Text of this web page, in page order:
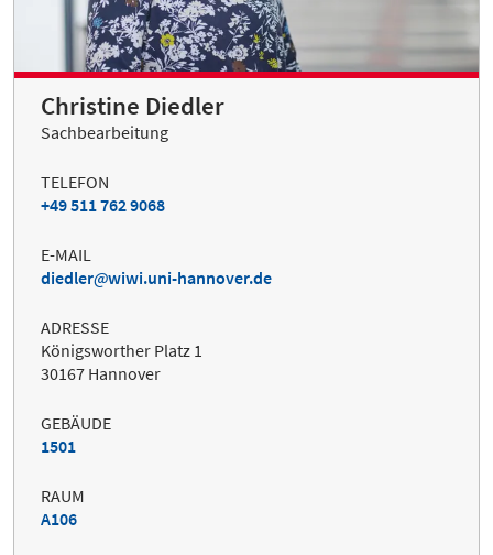
Christine Diedler
Sachbearbeitung
TELEFON
+49 511 762 9068
E-MAIL
diedler
wiwi.uni-hannover.de
ADRESSE
Königsworther Platz 1
30167 Hannover
GEBÄUDE
1501
RAUM
A106